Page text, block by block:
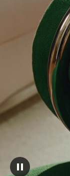
Pause vidéo